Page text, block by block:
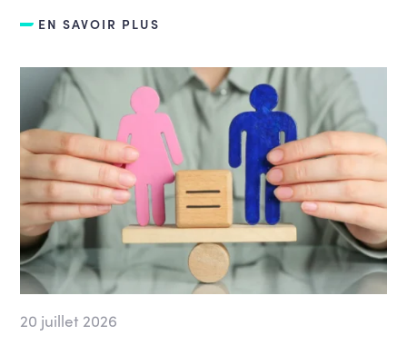
EN SAVOIR PLUS
20 juillet 2026